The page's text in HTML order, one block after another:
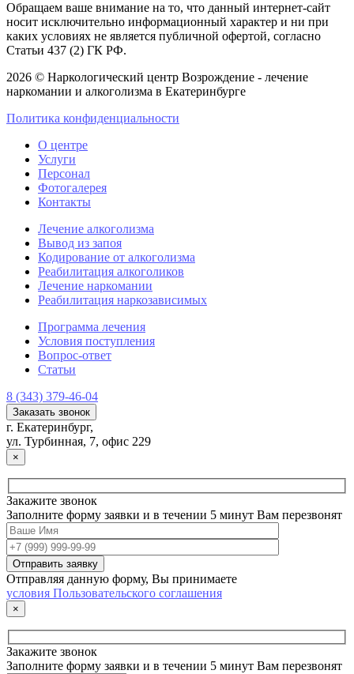
Обращаем ваше внимание на то, что данный интернет-сайт
носит исключительно информационный характер и ни при
каких условиях не является публичной офертой, согласно
Статьи 437 (2) ГК РФ.
2026 © Наркологический центр Возрождение - лечение
наркомании и алкоголизма в Екатеринбурге
Политика конфиденциальности
О центре
Услуги
Персонал
Фотогалерея
Контакты
Лечение алкоголизма
Вывод из запоя
Кодирование от алкоголизма
Реабилитация алкоголиков
Лечение наркомании
Реабилитация наркозависимых
Программа лечения
Условия поступления
Вопрос-ответ
Статьи
8 (343) 379-46-04
Заказать звонок
г. Екатеринбург,
ул. Турбинная, 7, офис 229
×
Закажите звонок
Заполните форму заявки и в течении 5 минут Вам перезвонят
Отправляя данную форму, Вы принимаете
условия Пользовательского соглашения
×
Закажите звонок
Заполните форму заявки и в течении 5 минут Вам перезвонят